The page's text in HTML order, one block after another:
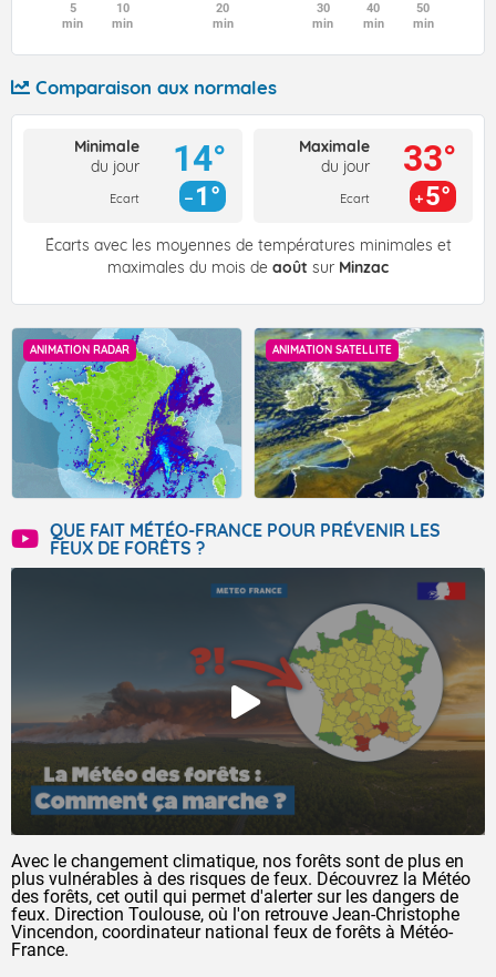
5
min
10
min
20
min
30
min
40
min
50
min
Comparaison aux normales
Minimale
du jour
Ecart
14°
1°
Maximale
du jour
Ecart
33°
5°
Écarts avec les moyennes de températures minimales et
maximales du mois de août sur Minzac
ANIMATION RADAR ANIMATION SATELLITE
QUE FAIT MÉTÉO-FRANCE POUR PRÉVENIR LES
FEUX DE FORÊTS ?
Avec le changement climatique, nos forêts sont de plus en
plus vulnérables à des risques de feux. Découvrez la Météo
des forêts, cet outil qui permet d'alerter sur les dangers de
feux. Direction Toulouse, où l'on retrouve Jean-Christophe
Vincendon, coordinateur national feux de forêts à Météo-
France.